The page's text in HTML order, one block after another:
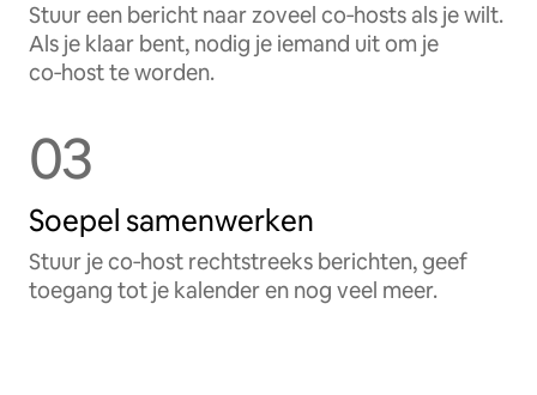
Stuur een bericht naar zoveel co‑hosts als je wilt.
Als je klaar bent, nodig je iemand uit om je
co‑host te worden.
03
Soepel samenwerken
Stuur je co‑host rechtstreeks berichten, geef
toegang tot je kalender en nog veel meer.